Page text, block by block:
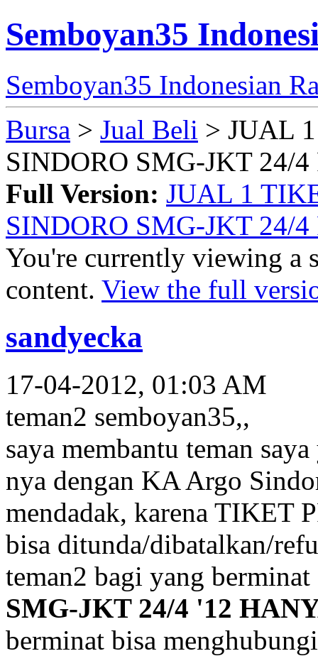
Semboyan35
Semboyan35 Indonesian
Bursa > Jual Beli > JUAL
SINDORO SMG-JKT 24/4
Full Version: JUAL 1
SINDORO SMG-JKT 24/4
You're currently viewing a
content. View the full
sandyecka
17-04-2012, 01:03 AM
teman2 semboyan35,,
saya membantu teman
nya dengan KA Argo
mendadak, karena TIKET
bisa ditunda/dibatalkan/
teman2 bagi yang berminat
SMG-JKT 24/4 '12
berminat bisa